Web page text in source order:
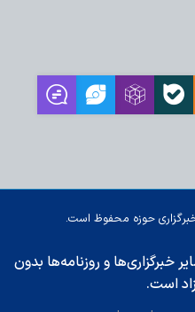
حوزه محفوظ است.
خبرگزاری‌ها و روزنامه‌ها بدون
است.